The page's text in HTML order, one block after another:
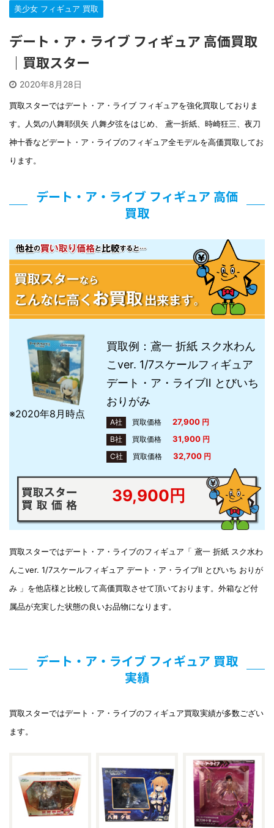
美少女 フィギュア 買取
デート・ア・ライブ フィギュア 高価買取
｜買取スター
2020年8月28日
買取スターではデート・ア・ライブ フィギュアを強化買取しておりま
す。人気の八舞耶倶矢 八舞夕弦をはじめ、 鳶一折紙、時崎狂三、夜刀
神十香などデート・ア・ライブのフィギュア全モデルを高価買取してお
ります。
デート・ア・ライブ フィギュア 高価
買取
買取例：鳶一 折紙 スク水わん
こver. 1/7スケールフィギュア
デート・ア・ライブⅡ とびいち
おりがみ
A社 買取価格 27,900円
B社
買取価格 31,900円
C社
買取価格 32,700 円
※2020年8月時点
39,900円
買取スターではデート・ア・ライブのフィギュア「 鳶一 折紙 スク水わ
んこver. 1/7スケールフィギュア デート・ア・ライブⅡ とびいち おりが
み 」を他店様と比較して高価買取させて頂いております。外箱など付
属品が充実した状態の良いお品物になります。
デート・ア・ライブ フィギュア 買取
実績
買取スターではデート・ア・ライブのフィギュア買取実績が多数ござい
ます。